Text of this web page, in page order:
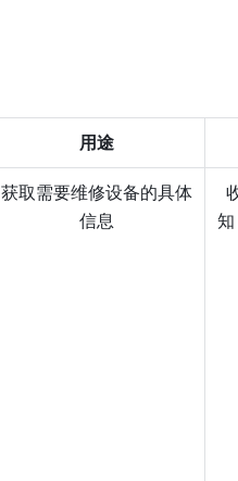
用途
获取需要维修设备的具体
信息
知